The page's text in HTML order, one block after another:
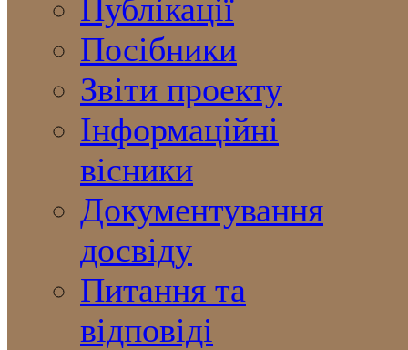
Публікації
Посібники
Звіти проекту
Інформаційні
вісники
Документування
досвіду
Питання та
відповіді